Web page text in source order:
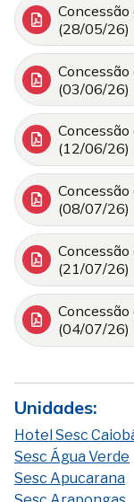
(28/05/26)
(03/06/26)
(12/06/26)
(08/07/26)
(21/07/26)
(04/07/26)
Unidades:
Hotel Sesc
Sesc Água Verde
Sesc Apucarana